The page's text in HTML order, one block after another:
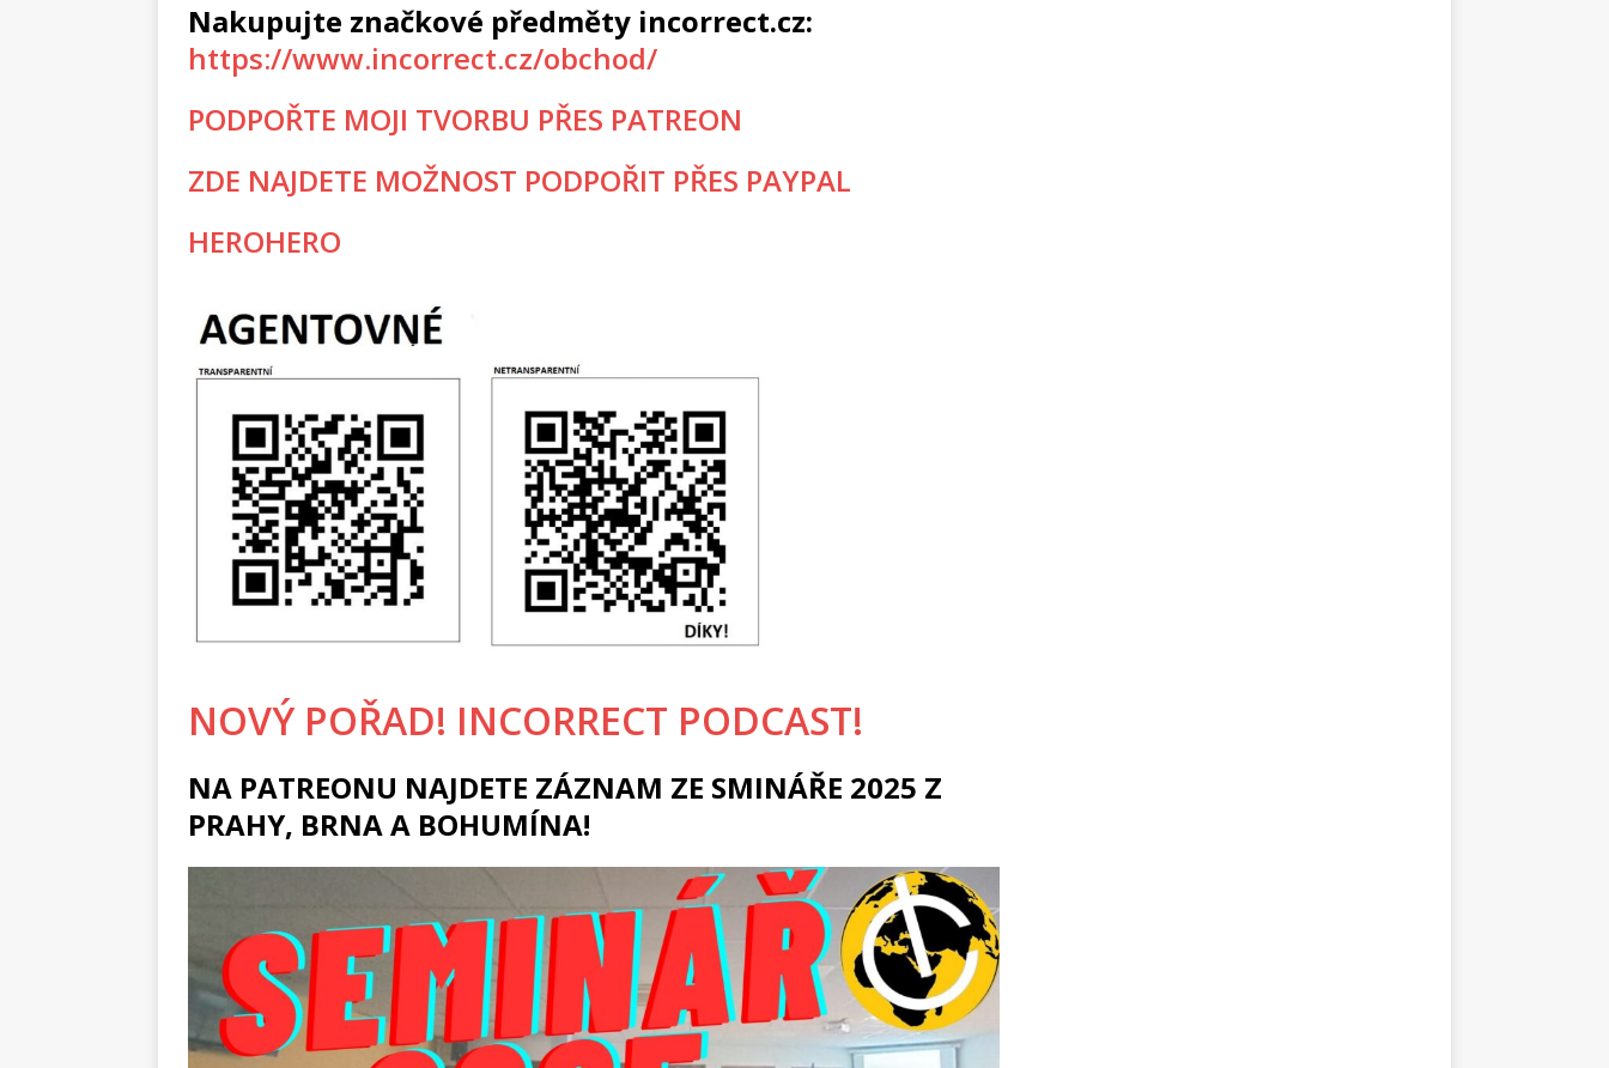
Nakupujte značkové předměty incorrect.cz:
https://www.incorrect.cz/obchod/
PODPOŘTE MOJI TVORBU PŘES PATREON
ZDE NAJDETE MOŽNOST PODPOŘIT PŘES PAYPAL
HEROHERO
NOVÝ POŘAD! INCORRECT PODCAST!
NA PATREONU NAJDETE ZÁZNAM ZE SMINÁŘE 2025 Z
PRAHY, BRNA A BOHUMÍNA!